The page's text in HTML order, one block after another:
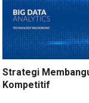
Strategi
Kompetitif